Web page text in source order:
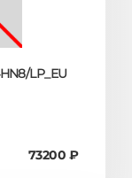
LP_EU
73200 ₽